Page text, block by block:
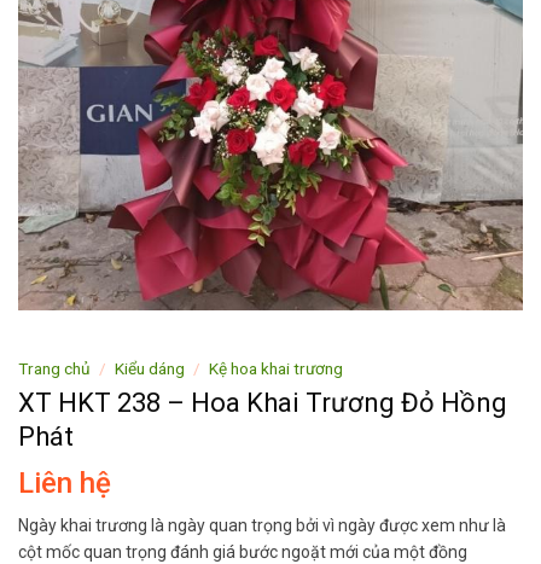
Trang chủ / Kiểu dáng / Kệ hoa khai trương
XT HKT 238 – Hoa Khai Trương Đỏ Hồng
Phát
Liên hệ
Ngày khai trương là ngày quan trọng bởi vì ngày được xem như là
cột mốc quan trọng đánh giá bước ngoặt mới của một đồng